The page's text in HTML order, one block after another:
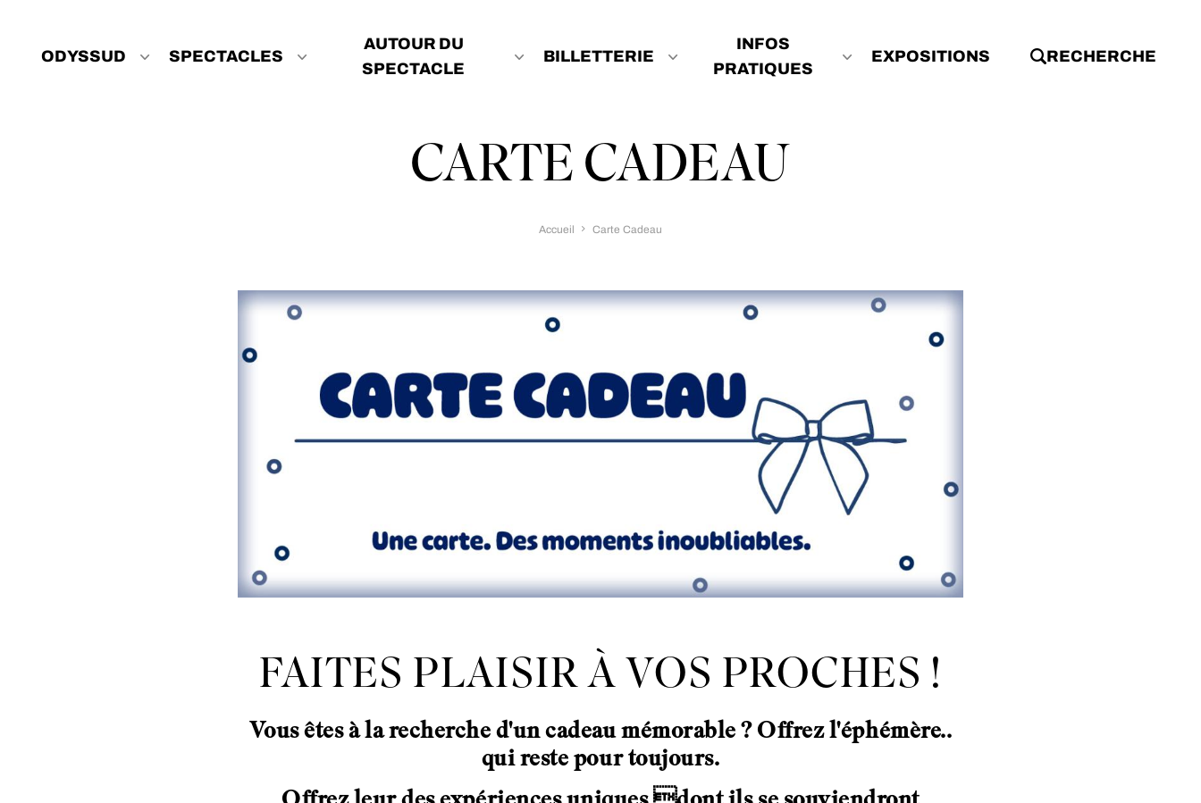
ODYSSUD SPECTACLES
AUTOUR DU
SPECTACLE
BILLETTERIE
INFOS
PRATIQUES
EXPOSITIONS RECHERCHE
CARTE CADEAU
Accueil Carte Cadeau
FAITES PLAISIR À VOS PROCHES !
Vous êtes à la recherche d'un cadeau mémorable ? Offrez l'éphémère..
qui reste pour toujours.